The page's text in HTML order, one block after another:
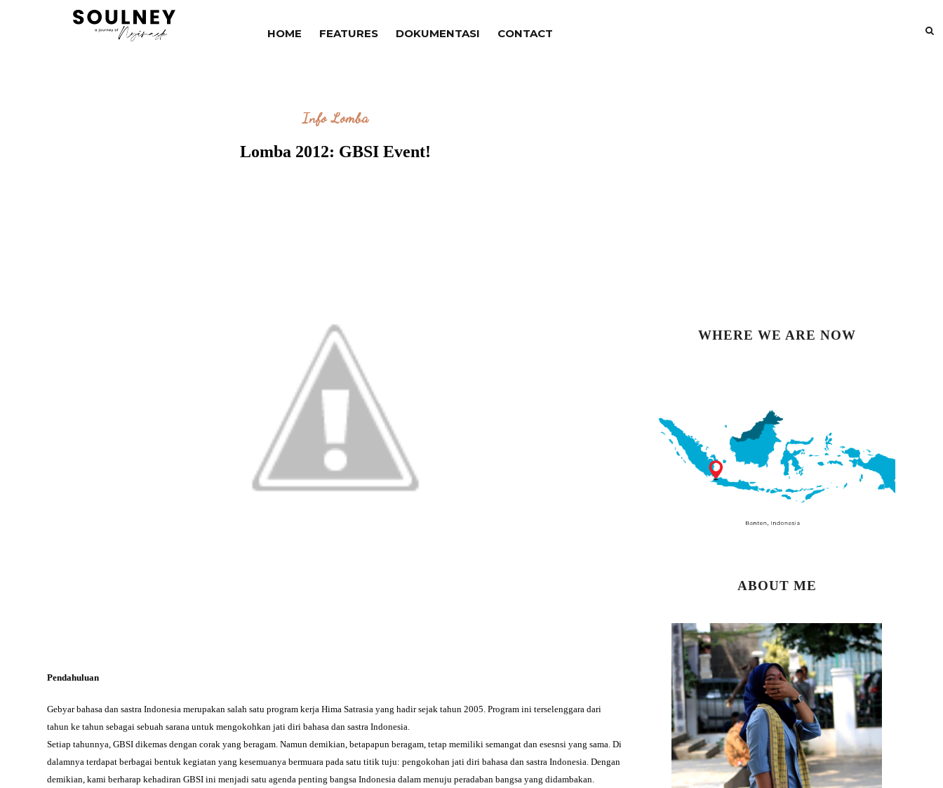
HOME FEATURES DOKUMENTASI CONTACT
Info Lomba
Lomba 2012: GBSI Event!
Pendahuluan
Gebyar bahasa dan sastra Indonesia merupakan salah satu program kerja Hima Satrasia yang hadir sejak tahun 2005. Program ini terselenggara dari
tahun ke tahun sebagai sebuah sarana untuk mengokohkan jati diri bahasa dan sastra Indonesia.
Setiap tahunnya, GBSI dikemas dengan corak yang beragam. Namun demikian, betapapun beragam, tetap memiliki semangat dan esesnsi yang sama. Di
dalamnya terdapat berbagai bentuk kegiatan yang kesemuanya bermuara pada satu titik tuju: pengokohan jati diri bahasa dan sastra Indonesia. Dengan
demikian, kami berharap kehadiran GBSI ini menjadi satu agenda penting bangsa Indonesia dalam menuju peradaban bangsa yang didambakan.
WHERE WE ARE NOW
ABOUT ME